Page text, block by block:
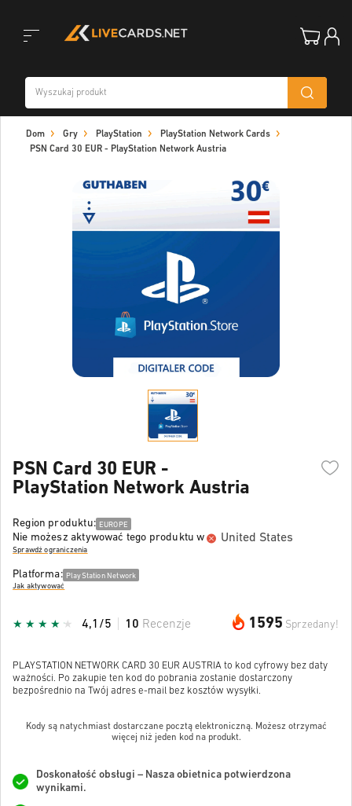
navigation
Dom Gry PlayStation
PlayStation Network Cards
PSN Card 30 EUR - PlayStation Network Austria
PSN Card 30 EUR -
PlayStation Network Austria
Region produktu: EUROPE
Nie możesz aktywować tego produktu w United States
Sprawdź ograniczenia
Platforma: PlayStation Network
Jak aktywować
1595 Sprzedany!
4,1/5 10 Recenzje
PLAYSTATION NETWORK CARD 30 EUR AUSTRIA to kod cyfrowy bez daty
ważności. Po zakupie ten kod do pobrania zostanie dostarczony
bezpośrednio na Twój adres e-mail bez kosztów wysyłki.
Kody są natychmiast dostarczane pocztą elektroniczną. Możesz otrzymać
więcej niż jeden kod na produkt.
Doskonałość obsługi – Nasza obietnica potwierdzona
wynikami.